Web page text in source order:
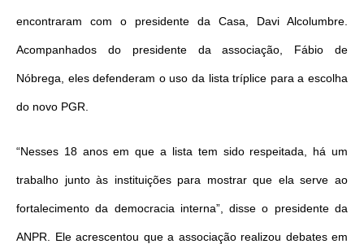
encontraram com o presidente da Casa, Davi Alcolumbre.
Acompanhados do presidente da associação, Fábio de
Nóbrega, eles defenderam o uso da lista tríplice para a escolha
do novo PGR.
“Nesses 18 anos em que a lista tem sido respeitada, há um
trabalho junto às instituições para mostrar que ela serve ao
fortalecimento da democracia interna”, disse o presidente da
ANPR. Ele acrescentou que a associação realizou debates em